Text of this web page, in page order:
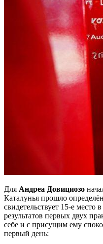
Для Андреа Довициозо
Каталунья прошло
свидетельствует 15-е
результатов первых двух
себе и с присущим ему
первый день: